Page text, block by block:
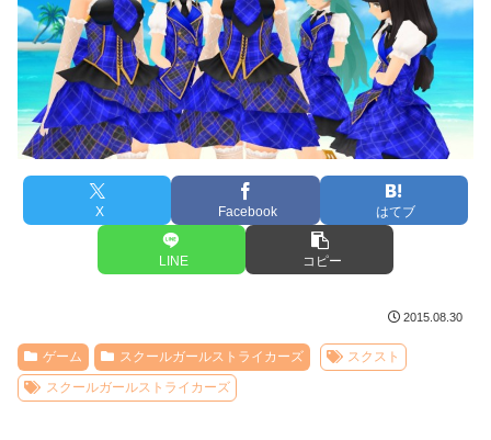
X Facebook はてブ
LINE コピー
2015.08.30
ゲーム スクールガールストライカーズ
スクスト
スクールガールストライカーズ